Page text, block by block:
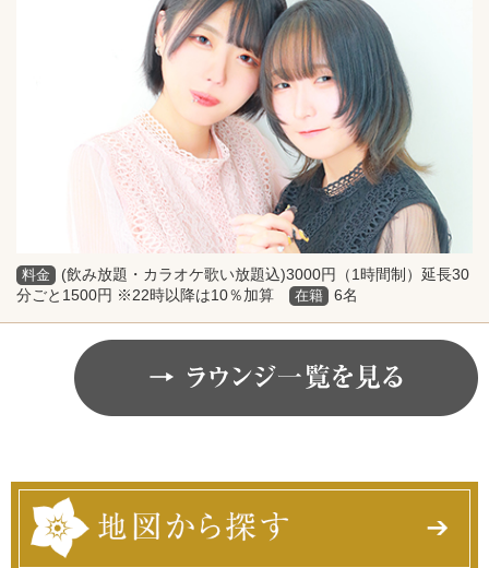
料金
(飲み放題・カラオケ歌い放題込)3000円（1時間制）延長30
分ごと1500円 ※22時以降は10％加算
在籍 6名